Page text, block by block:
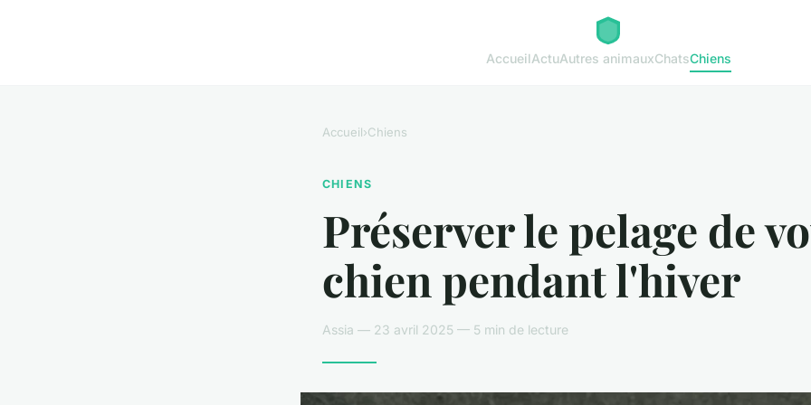
AccueilActuAutres animauxChatsChiens
Accueil›Chiens
CHIENS
Préserver le pelage de
chien pendant l'hiver
Assia — 23 avril 2025 — 5 min de lecture